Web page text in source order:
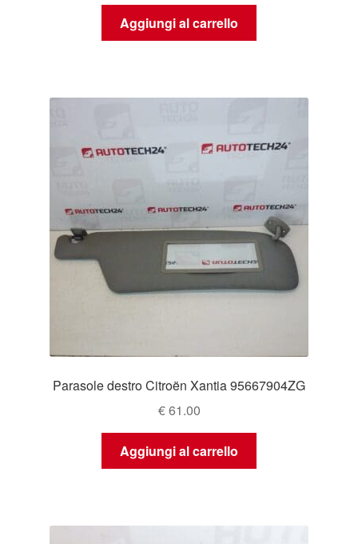
Aggiungi al carrello
Parasole destro Citroën Xantia 95667904ZG
€61.00
Aggiungi al carrello